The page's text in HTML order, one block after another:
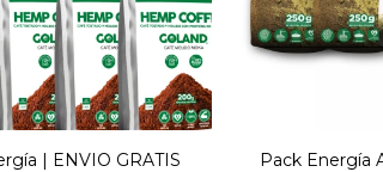
| ENVIO GRATIS Pack Energía